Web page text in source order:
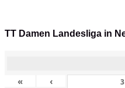
TT Damen Landesliga in
« ‹